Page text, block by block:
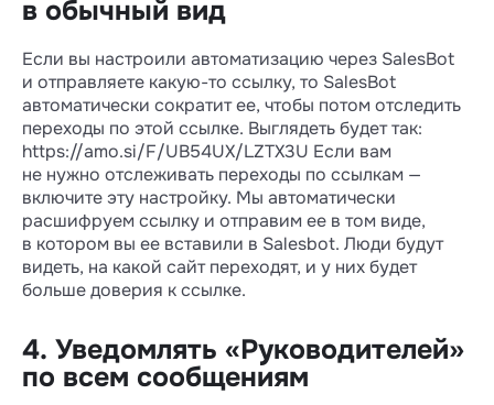
в обычный вид
Если вы настроили автоматизацию через SalesBot
и отправляете какую-то ссылку, то SalesBot
автоматически сократит ее, чтобы потом отследить
переходы по этой ссылке. Выглядеть будет так:
https://amo.si/F/UB54UX/LZTX3U Если вам
не нужно отслеживать переходы по ссылкам —
включите эту настройку. Мы автоматически
расшифруем ссылку и отправим ее в том виде,
в котором вы ее вставили в Salesbot. Люди будут
видеть, на какой сайт переходят, и у них будет
больше доверия к ссылке.
4. Уведомлять «Руководителей»
по всем сообщениям